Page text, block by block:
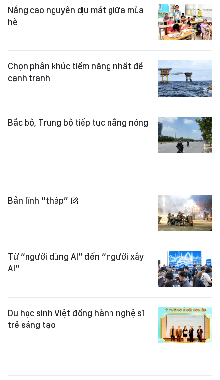
Nắng cao nguyên dịu mát giữa mùa
hè
Chọn phân khúc tiềm năng nhất để
cạnh tranh
Bắc bộ, Trung bộ tiếp tục nắng nóng
Bản lĩnh “thép”
Từ “người dùng AI” đến “người xây
AI”
Du học sinh Việt đồng hành nghệ sĩ
trẻ sáng tạo